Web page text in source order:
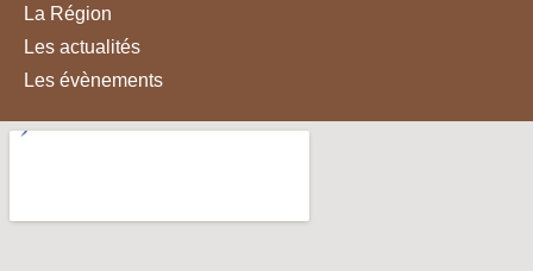
La Région
Les actualités
Les évènements